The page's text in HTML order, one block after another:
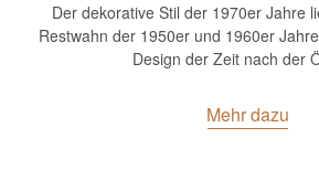
Der dekorative Stil der 1970er Jahre
Restwahn der 1950er und 1960er
Design der Zeit nach der
Mehr dazu